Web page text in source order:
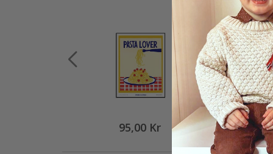
95,00 Kr